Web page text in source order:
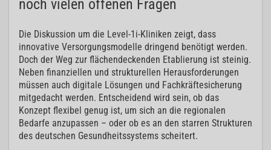
noch vielen offenen Fragen
Die Diskussion um die Level-1i-Kliniken zeigt, dass
innovative Versorgungsmodelle dringend benötigt werden.
Doch der Weg zur flächendeckenden Etablierung ist steinig.
Neben finanziellen und strukturellen Herausforderungen
müssen auch digitale Lösungen und Fachkräftesicherung
mitgedacht werden. Entscheidend wird sein, ob das
Konzept flexibel genug ist, um sich an die regionalen
Bedarfe anzupassen – oder ob es an den starren Strukturen
des deutschen Gesundheitssystems scheitert.